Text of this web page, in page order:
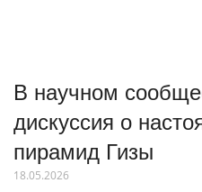
В научном
дискуссия о
пирамид Гизы
18.05.2026